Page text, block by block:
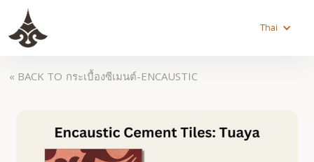
Thai
« BACK TO กระเบื้องซีเมนต์-ENCAUSTIC